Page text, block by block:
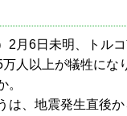
2月6日未明、トル
万人以上が犠牲にな
。
は、地震発生直後